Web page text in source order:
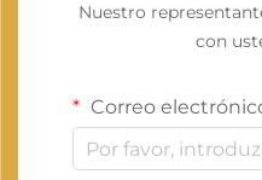
Nuestro
con
Correo